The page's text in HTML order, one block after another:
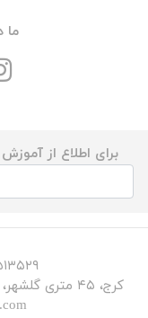
ما
برای اطلاع از
کرج، ۴۵ متری گلشهر، خیابان کوکب شرقی، عکس و فیلم مکث